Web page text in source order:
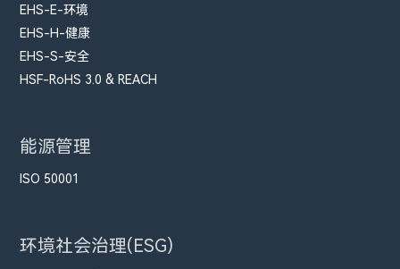
EHS-E-环境
EHS-H-健康
EHS-S-安全
HSF-RoHS 3.0 & REACH
能源管理
ISO 50001
环境社会治理(ESG)